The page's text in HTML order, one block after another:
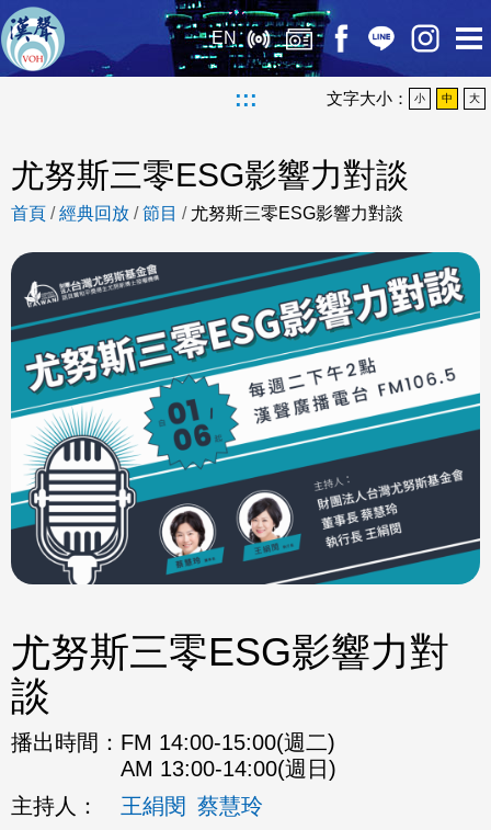
EN
::: 文字大小： 小 中 大
尤努斯三零ESG影響力對談
首頁 /經典回放 /節目 / 尤努斯三零ESG影響力對談
尤努斯三零ESG影響力對
談
播出時間： FM 14:00-15:00(週二)
AM 13:00-14:00(週日)
主持人：
王絹閔 蔡慧玲